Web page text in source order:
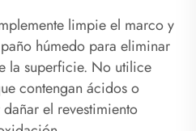
limpie el marco y
húmedo para eliminar
la superficie. No utilice
contengan ácidos o
el revestimiento